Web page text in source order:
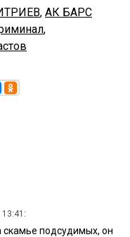
, АК БАРС
,
скамье подсудимых, он